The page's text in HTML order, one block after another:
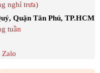
nghỉ trưa)
Quận Tân Phú, TP.HCM
tuần
Zalo